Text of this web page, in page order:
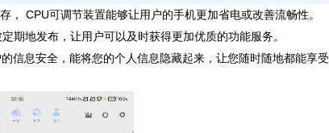
CPU可调节装置能够让用户的手机更加省电或改善流畅性。
地发布，让用户可以及时获得更加优质的功能服务。
信息安全，能将您的个人信息隐藏起来，让您随时随地都能享受